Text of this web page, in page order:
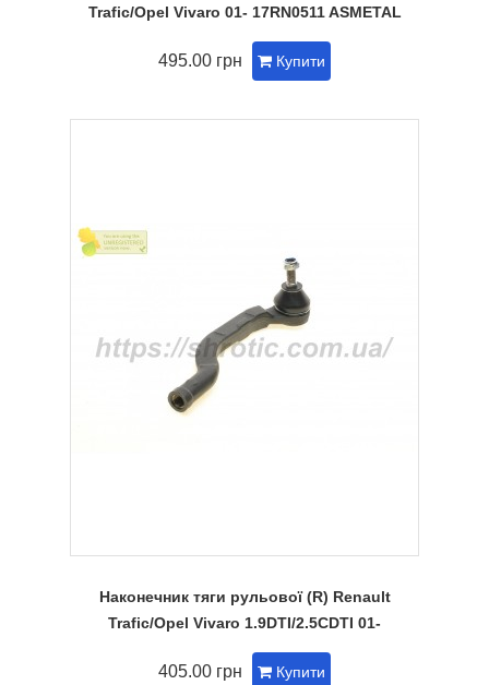
Trafic/Opel Vivaro 01- 17RN0511 ASMETAL
495.00 грн Купити
Наконечник тяги рульової (R) Renault
Trafic/Opel Vivaro 1.9DTI/2.5CDTI 01-
405.00 грн Купити